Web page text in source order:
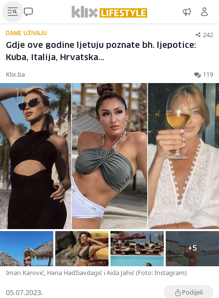
DAME UŽIVAJU 242
Gdje ove godine ljetuju poznate bh. ljepotice:
Kuba, Italija, Hrvatska...
Klix.ba 119
+5
Iman Karović, Hana Hadžiavdagić i Aida Jahić (Foto: Instagram)
05.07.2023. Podijeli